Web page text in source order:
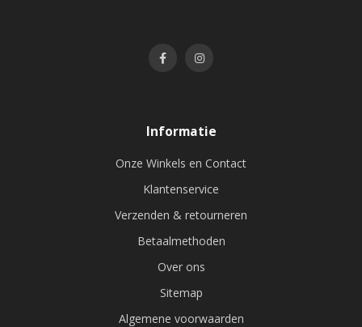
Informatie
Onze Winkels en Contact
Klantenservice
Verzenden & retourneren
Betaalmethoden
Over ons
Sitemap
Algemene voorwaarden